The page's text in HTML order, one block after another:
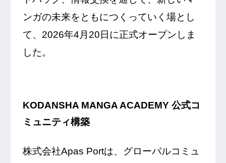
ンガの未来をともにつくっていく場とし
て、2026年4月20日に正式オープンしま
した。
KODANSHA MANGA ACADEMY 公式コ
ミュニティ構築
株式会社Apas Portは、グローバルコミュ